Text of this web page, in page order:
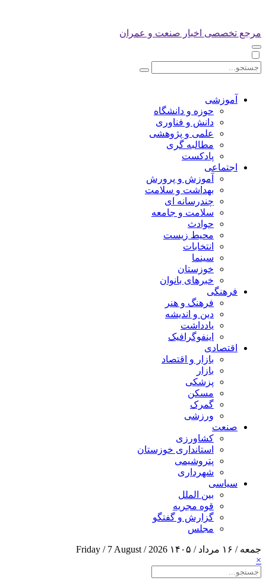
مرجع تخصصی اخبار صنعت و عمران
آموزشی
حوزه و دانشگاه
دانش و فناوری
علمی و پژوهشی
مطالبه گری
پادکست
اجتماعی
آموزش و پرورش
بهداشت و سلامت
چندرسانه ای
سلامت و جامعه
حوادث
محیط زیست
انتخابات
سینما
خوزستان
خبرهای بانوان
فرهنگی
فرهنگ و هنر
دین و اندیشه
یادداشت
اینفوگرافیک
اقتصادی
بازار و اقتصاد
بازار
پزشکی
مسکن
گمرک
ورزشی
صنعت
کشاورزی
استانداری خوزستان
پتروشیمی
شهرداری
سیاسی
بین الملل
قوه مجریه
گزارش و گفتگو
مجلس
جمعه / ۱۶ مرداد / ۱۴۰۵
Friday / 7 August / 2026
×